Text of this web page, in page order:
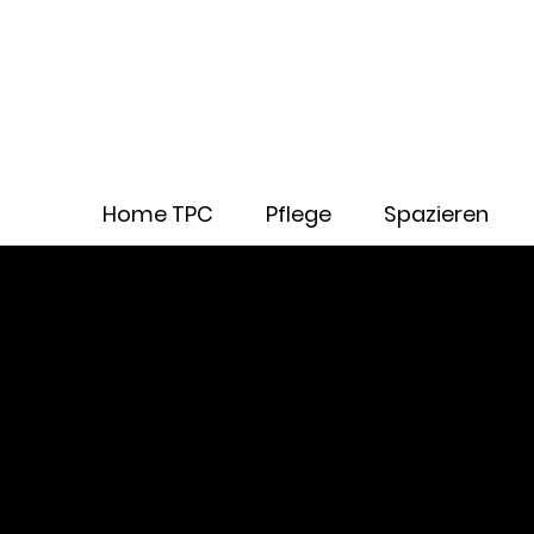
Home TPC Pflege Spazieren